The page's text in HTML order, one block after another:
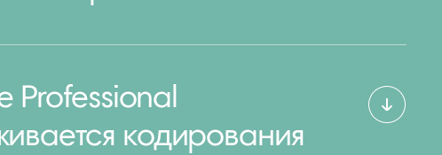
Professional
кодирования